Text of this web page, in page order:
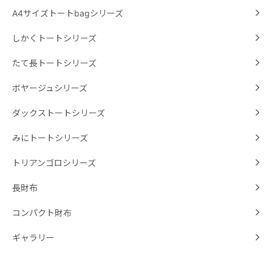
A4サイズトートbagシリーズ
しかくトートシリーズ
たて長トートシリーズ
ボヤージュシリーズ
ダックストートシリーズ
みにトートシリーズ
トリアンゴロシリーズ
長財布
コンパクト財布
ギャラリー